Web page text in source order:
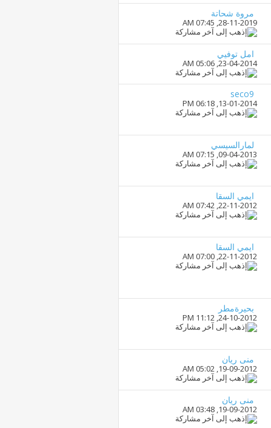
مروة شحاتة
28-11-2019,
07:45 AM
امل توفيي
23-04-2014,
05:06 AM
seco9
13-01-2014,
06:18 PM
لمارالسيسي
09-04-2013,
07:15 AM
ايمي السقا
22-11-2012,
07:42 AM
ايمي السقا
22-11-2012,
07:00 AM
بحيرةمطر
24-10-2012,
11:12 PM
منى ريان
19-09-2012,
05:02 AM
منى ريان
19-09-2012,
03:48 AM